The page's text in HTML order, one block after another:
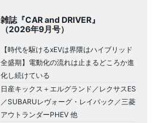
雑誌『CAR and DRIVER』
（2026年9月号）
【時代を駆けるxEVは界隈はハイブリッド
全盛期】電動化の流れは止まるどころか進
化し続けている
日産キックス＋エルグランド／レクサスES
／SUBARUレヴォーグ・レイバック／三菱
アウトランダーPHEV 他